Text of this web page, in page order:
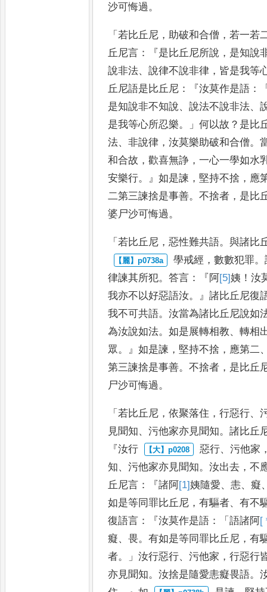
沙可悔過。
「若比丘尼 ，助破和合僧 ，若一若
丘尼言 ：『是比 丘尼所說 ， 是知說
說非法、說律不說非律 ， 皆是我等
丘 尼語是比丘尼 ：『汝莫作是語 ：
是知說非不知說、說法不說非法、
是我等心所忍樂。」何以故 ？ 是比
法、非說律 ，汝莫樂助破和合僧。
和合故 ，歡喜無諍 ，一心一學如水
安樂行。』如是諫 ， 堅持不捨 ， 應
二第三諫捨是事善。不捨者 ， 是比
婆尸沙可悔過。
「若比丘尼 ，惡性難共語。與諸比
學戒經 ，數數犯罪。
律諫其所犯。答言 ：『 阿[5]姨 ！汝
我亦不以好惡語汝。』諸比丘尼復
我不可共語。汝當為諸比丘尼說如
為汝說如法。如是展轉相教、轉相
眾。』如是諫 ， 堅持不捨 ， 應第二
第三諫捨是事善。不捨者 ， 是比丘
尸沙可悔過。
「若比丘尼 ，依聚落住 ，行惡行、
見聞知、污他家亦見聞知。諸比丘
『汝行 惡行、污他家
知、污他家亦見聞知。汝出去 ，不
丘尼言 ：『諸阿[1]姨隨愛、恚、癡
如是等同罪比丘 尼 ，有驅者、有不
復語言 ：『汝莫作是語 ：「語諸阿[
癡、畏。有如是等同罪比丘尼 ，有
者。」汝行惡行、污他家 ，行惡行
亦見聞知。汝捨是隨愛恚癡畏語。